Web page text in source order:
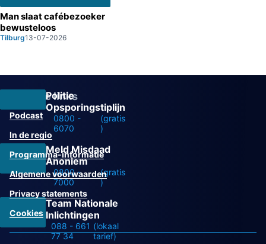
Man slaat cafébezoeker
bewusteloos
Tilburg13-07-2026
Politie
Opsporingstiplijn
0800 -
6070
(gratis
)
Meld Misdaad
Anoniem
0800 -
7000
(gratis
)
Team Nationale
Inlichtingen
088 - 661
77 34
(lokaal
tarief)
Overige links
Podcast
In de regio
Programma-informatie
Algemene voorwaarden
Privacy statements
Cookies